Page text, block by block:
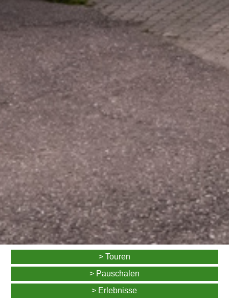
> Touren
> Pauschalen
> Erlebnisse